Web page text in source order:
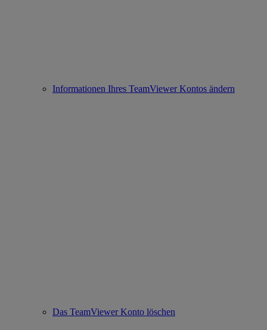
Informationen Ihres TeamViewer Kontos ändern
Das TeamViewer Konto löschen